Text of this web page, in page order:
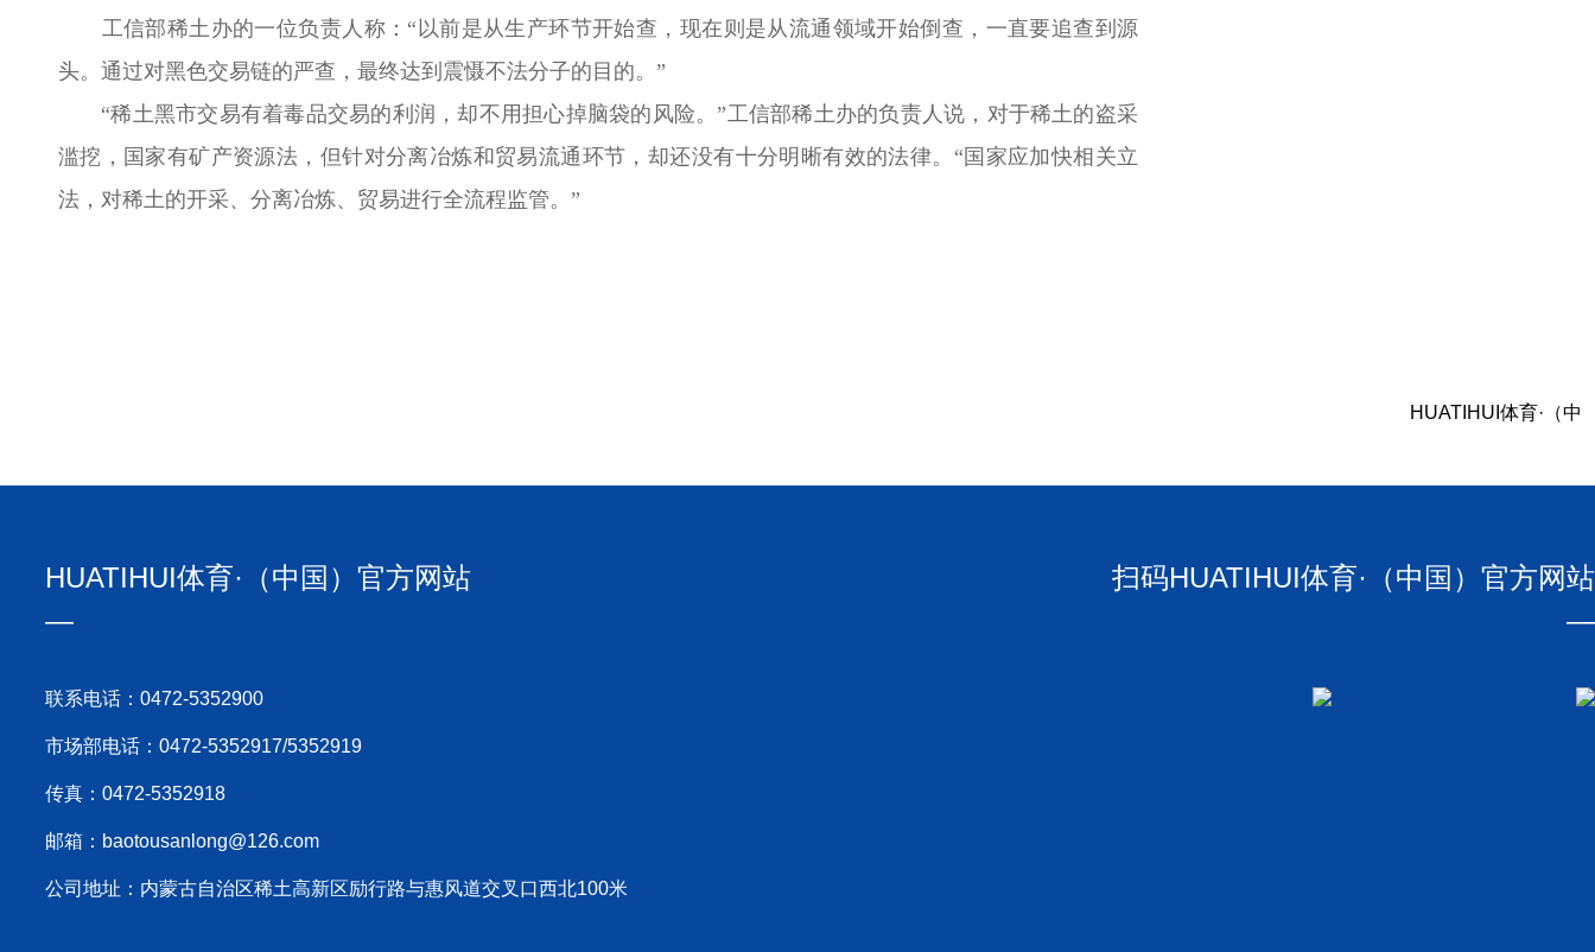
工信部稀土办的一位负责人称：“以前是从生产环节开始查，现在则是从流通领域开始倒查，一直要追查到源
头。通过对黑色交易链的严查，最终达到震慑不法分子的目的。”
“稀土黑市交易有着毒品交易的利润，却不用担心掉脑袋的风险。”工信部稀土办的负责人说，对于稀土的盗采
滥挖，国家有矿产资源法，但针对分离冶炼和贸易流通环节，却还没有十分明晰有效的法律。“国家应加快相关立
法，对稀土的开采、分离冶炼、贸易进行全流程监管。”
HUATIHUI体育·（中
HUATIHUI体育·（中国）官方网站
联系电话：0472-5352900
市场部电话：0472-5352917/5352919
传真：0472-5352918
邮箱：baotousanlong@126.com
公司地址：内蒙古自治区稀土高新区励行路与惠风道交叉口西北100米
扫码HUATIHUI体育·（中国）官方网站